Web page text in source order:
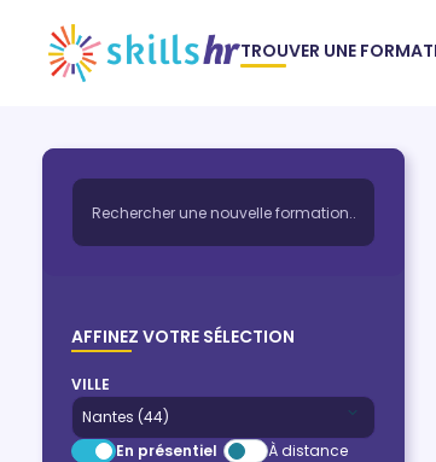
TROUVER UNE
AFFINEZ VOTRE SÉLECTION
VILLE
En présentiel
À distance